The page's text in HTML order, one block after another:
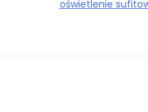
oświetlenie